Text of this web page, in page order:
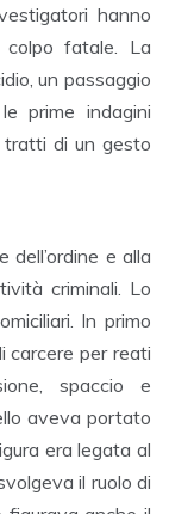
hanno
fatale. La
un passaggio
prime indagini
tratti di un gesto
dell’ordine e alla
criminali. Lo
In primo
carcere per reati
spaccio e
aveva portato
era legata al
il ruolo di